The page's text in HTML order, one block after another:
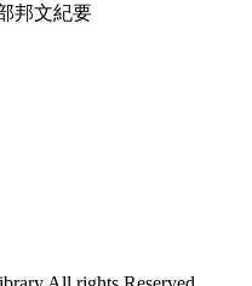
邦文紀要